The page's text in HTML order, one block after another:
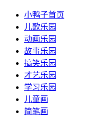
小鸭子首页
儿歌乐园
动画乐园
故事乐园
搞笑乐园
才艺乐园
学习乐园
儿童画
简笔画